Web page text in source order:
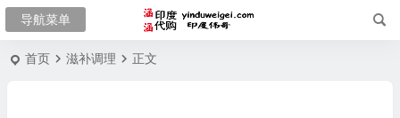
首页 滋补调理 正文